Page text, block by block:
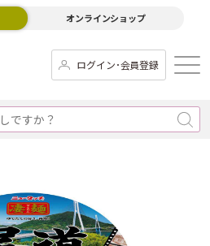
オンラインショップ
ログイン･会員登録